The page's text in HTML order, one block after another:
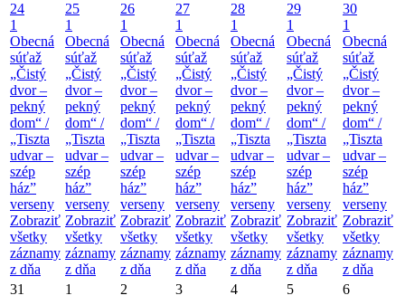
24
1
Obecná
súťaž
„Čistý
dvor –
pekný
dom“ /
„Tiszta
udvar –
szép
ház”
verseny
Zobraziť
všetky
záznamy
z dňa
25
1
Obecná
súťaž
„Čistý
dvor –
pekný
dom“ /
„Tiszta
udvar –
szép
ház”
verseny
Zobraziť
všetky
záznamy
z dňa
26
1
Obecná
súťaž
„Čistý
dvor –
pekný
dom“ /
„Tiszta
udvar –
szép
ház”
verseny
Zobraziť
všetky
záznamy
z dňa
27
1
Obecná
súťaž
„Čistý
dvor –
pekný
dom“ /
„Tiszta
udvar –
szép
ház”
verseny
Zobraziť
všetky
záznamy
z dňa
28
1
Obecná
súťaž
„Čistý
dvor –
pekný
dom“ /
„Tiszta
udvar –
szép
ház”
verseny
Zobraziť
všetky
záznamy
z dňa
29
1
Obecná
súťaž
„Čistý
dvor –
pekný
dom“ /
„Tiszta
udvar –
szép
ház”
verseny
Zobraziť
všetky
záznamy
z dňa
30
1
Obecná
súťaž
„Čistý
dvor –
pekný
dom“ /
„Tiszta
udvar –
szép
ház”
verseny
Zobraziť
všetky
záznamy
z dňa
31
1 2 3 4 5 6